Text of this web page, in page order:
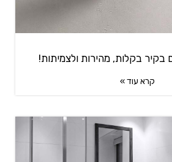
בקיר בקלות, מהירות ולצמיתות!
קרא עוד »